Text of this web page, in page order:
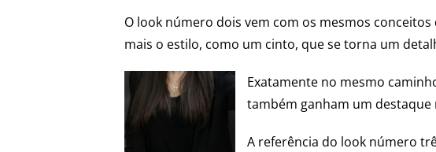
O look número dois vem com os mesmos
mais o estilo, como um cinto, que se torna um
Exatamente no mesmo
também ganham um destaque
A referência do look número